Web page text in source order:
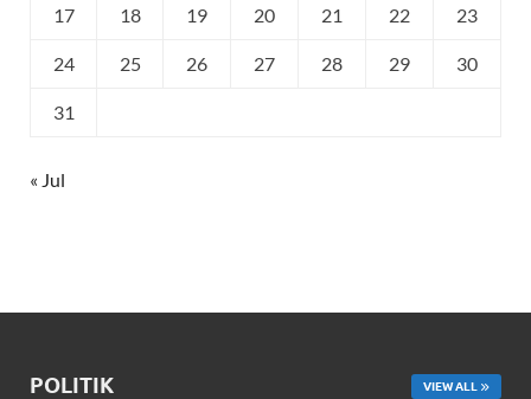
17 18 19 20 21 22 23
24 25 26 27 28 29 30
31
« Jul
POLITIK VIEW ALL